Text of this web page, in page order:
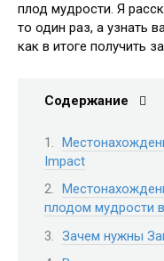
плод мудрости. Я
то один раз, а узнать
как в итоге получить
Содержание
Impact
плодом мудрости
Зачем нужны